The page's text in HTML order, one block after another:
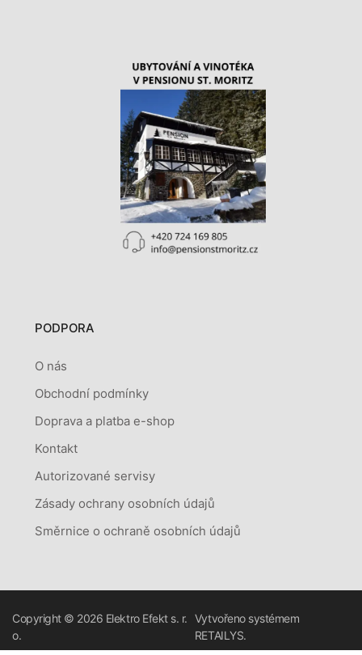
PODPORA
O nás
Obchodní podmínky
Doprava a platba e-shop
Kontakt
Autorizované servisy
Zásady ochrany osobních údajů
Směrnice o ochraně osobních údajů
Copyright © 2026 Elektro Efekt s. r.
o.
Vytvořeno systémem
RETAILYS.